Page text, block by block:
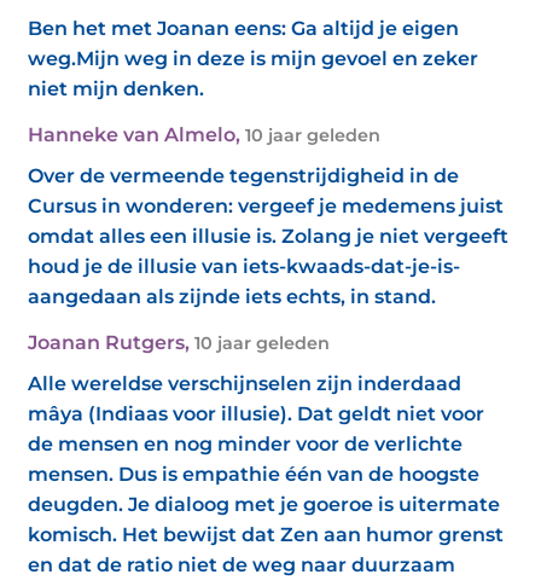
Ben het met Joanan eens: Ga altijd je eigen
weg.Mijn weg in deze is mijn gevoel en zeker
niet mijn denken.
Hanneke van Almelo, 10 jaar geleden
Over de vermeende tegenstrijdigheid in de
Cursus in wonderen: vergeef je medemens juist
omdat alles een illusie is. Zolang je niet vergeeft
houd je de illusie van iets-kwaads-dat-je-is-
aangedaan als zijnde iets echts, in stand.
Joanan Rutgers, 10 jaar geleden
Alle wereldse verschijnselen zijn inderdaad
mâya (Indiaas voor illusie). Dat geldt niet voor
de mensen en nog minder voor de verlichte
mensen. Dus is empathie één van de hoogste
deugden. Je dialoog met je goeroe is uitermate
komisch. Het bewijst dat Zen aan humor grenst
en dat de ratio niet de weg naar duurzaam